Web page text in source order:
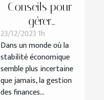
Conseils pour
gérer
efficacement ses
finances
personnelles et
éviter
l'endettement
23/12/2023 1h
Dans un monde où la
stabilité économique
semble plus incertaine
que jamais, la gestion
des finances...